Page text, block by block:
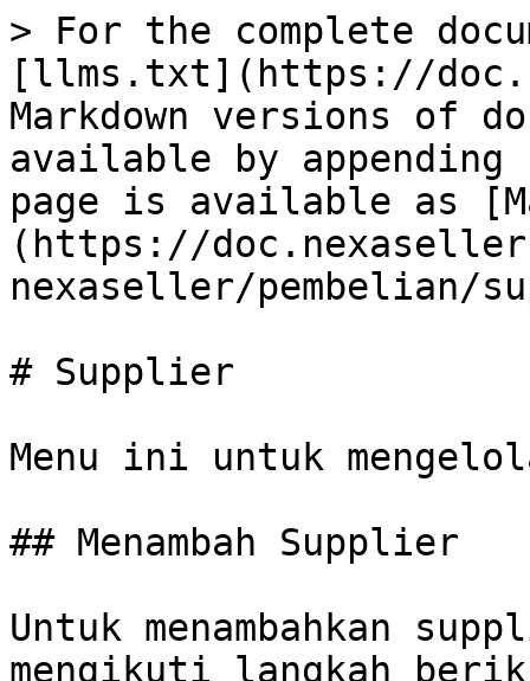
> For the complete
[llms.txt](https://
Markdown versions of
available by
page is available as
(https://
nexaseller/pembelian/
# Supplier
Menu ini untuk
## Menambah Supplier
Untuk menambahkan
mengikuti langkah